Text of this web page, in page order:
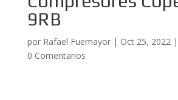
9RB
por Rafael Fuemayor| Oct 25, 2022|
0 Comentarios